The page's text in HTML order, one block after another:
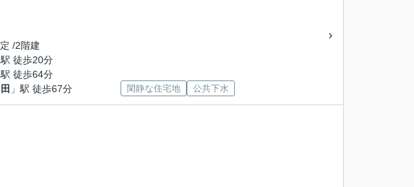
/2階建
駅 徒歩20分
駅 徒歩64分
」駅 徒歩67分 閑静な住宅地 公共下水